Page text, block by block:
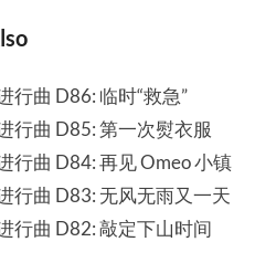
行曲 D86: 临时“救急”
行曲 D85: 第一次熨衣服
行曲 D84: 再见 Omeo 小镇
行曲 D83: 无风无雨又一天
行曲 D82: 敲定下山时间